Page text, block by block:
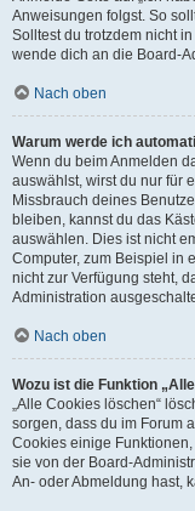
Anweisungen folgst. So
Solltest du trotzdem nicht
wende dich an die Board-
Nach oben
Warum werde ich
Wenn du beim Anmelden
auswählst, wirst du nur für
Missbrauch deines
bleiben, kannst du das
auswählen. Dies ist nicht
Computer, zum Beispiel in
nicht zur Verfügung steht,
Administration
Nach oben
Wozu ist die Funktion
„Alle Cookies löschen“
sorgen, dass du im Forum
Cookies einige
sie von der Board-
An- oder Abmeldung hast,